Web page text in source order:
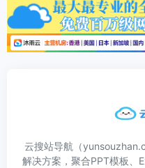
云搜站导航（
解决方案，聚合PPT模板、